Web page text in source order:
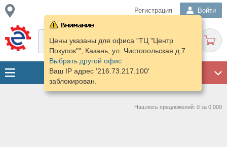
Регистрация Войти
Цены указаны для офиса "ТЦ "Центр
Покупок"", Казань, ул. Чистопольская д.7.
Выбрать другой офис
Ваш IP адрес '216.73.217.100'
заблокирован.
Нашлось предложений: 0 за 0.000